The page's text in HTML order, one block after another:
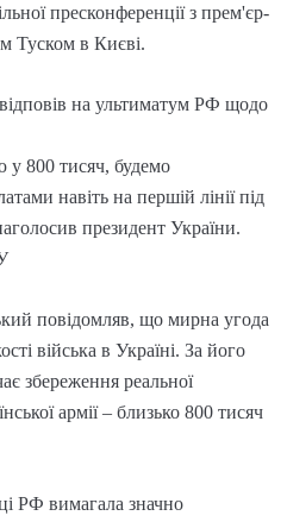
пресконференції з прем'єр-
Туском в Києві.
на ультиматум РФ щодо
у 800 тисяч, будемо
навіть на першій лінії під
президент України.
повідомляв, що мирна угода
війська в Україні. За його
збереження реальної
армії – близько 800 тисяч
РФ вимагала значно